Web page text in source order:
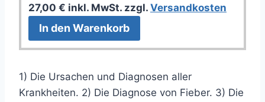
27,00 € inkl. MwSt. zzgl. Versandkosten
In den Warenkorb
1) Die Ursachen und Diagnosen aller
Krankheiten. 2) Die Diagnose von Fieber. 3) Die